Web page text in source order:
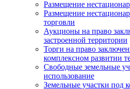
Размещение
Размещение
торговли
Аукционы на право
застроенной территории
Торги на право
комплексном развитии
Свободные земельные
использование
Земельные участки под